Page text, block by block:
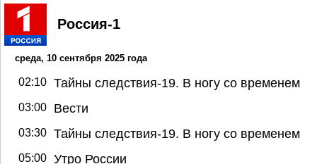
Россия-1
среда, 10 сентября 2025 года
02:10 Тайны следствия-19. В ногу со временем
03:00 Вести
03:30 Тайны следствия-19. В ногу со временем
05:00 Утро России